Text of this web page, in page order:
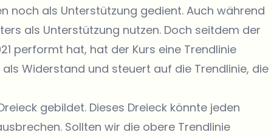
noch als Unterstützung gedient. Auch während
als Unterstützung nutzen. Doch seitdem der
performt hat, hat der Kurs eine Trendlinie
Widerstand und steuert auf die Trendlinie, die
gebildet. Dieses Dreieck könnte jeden
Sollten wir die obere Trendlinie